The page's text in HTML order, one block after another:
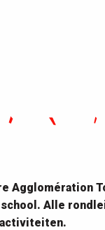
Agglomération
Alle